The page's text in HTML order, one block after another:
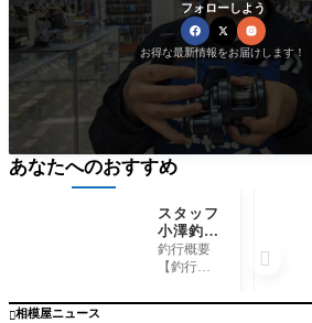
フォローしよう
お得な最新情報をお届けします！
相模屋ニュース
あなたへのおすすめ
スタッフ
小澤釣行
記～佐島
沖〜城ヶ
崎/マル
釣行概要
【釣行
6年5月24
